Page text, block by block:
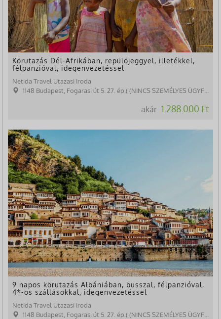
Körutazás Dél-Afrikában, repülőjeggyel, illetékkel,
félpanzióval, idegenvezetéssel
Netida Travel Utazasi Iroda
1148 Budapest, Fogarasi út 5. 27. ép.( (NINCS SZEMÉLYES ÜGYFÉLFOGADÁS)
akár 1.288.000 Ft
9 napos körutazás Albániában, busszal, félpanzióval,
4*-os szállásokkal, idegenvezetéssel
Netida Travel Utazasi Iroda
1148 Budapest, Fogarasi út 5. 27. ép.( (NINCS SZEMÉLYES ÜGYFÉLFOGADÁS)